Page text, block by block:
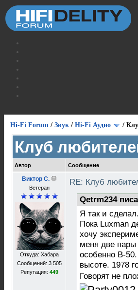
Hi-Fi Forum / Звук / Hi-Fi Аудио /
Клуб
Автор Сообщение
Виктор С.
Ветеран
Откуда: Хабара
Сообщений: 3 505
Репутация: 449
RE: Клуб
Qetrm234
Я так и
Пока Luxman
хочу
меня две пары
особенно В-
высоте. 1978
Говорят не